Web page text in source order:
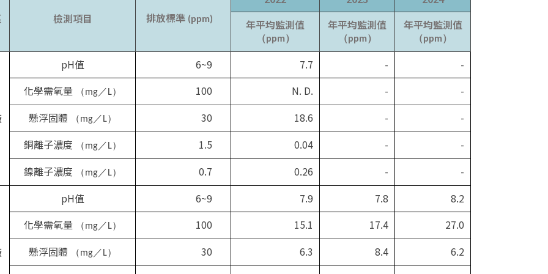
檢測項目 排放標準 (ppm)
年平均監測值
（ppm）
年平均監測值
（ppm）
年平均監測值
（ppm）
pH值 6~9 7.7 -
-
化學需氧量
（mg／L） 100 N. D. -
-
懸浮固體
（mg／L） 30 18.6 -
-
銅離子濃度
（mg／L） 1.5 0.04 -
-
鎳離子濃度
（mg／L） 0.7 0.26 - -
pH值 6~9 7.9 7.8
8.2
化學需氧量
（mg／L） 100 15.1 17.4
27.0
懸浮固體
（mg／L） 30 6.3 8.4
6.2